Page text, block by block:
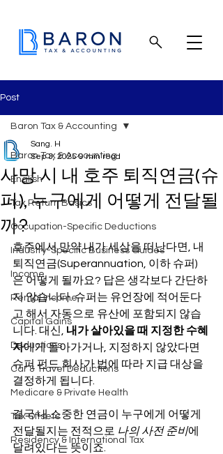
Post
Baron Tax & Accounting
English
Tax Return Basics
Occupation-Specific Deductions
Industry-Specific Business Guides
Income
Rental income
Capital Gains
Deductions
Car & Travel Deductions
Medicare & Private Health
Tax Offsets
Residency & International Tax
Baron Tax & Accounting
사망 시 내 호주 퇴직연금(슈
퍼), 누구에게 어떻게 전달될
까?
Sang. H
Sep 3, 2025 9 min read
호주에서 만약 내가 세상을 떠난다면, 내
퇴직연금(Superannuation, 이하 슈퍼)
은 어떻게 될까요? 답은 생각보다 간단하
지 않습니다. 슈퍼는 유언장에 적어둔다
고 해서 자동으로 유산에 포함되지 않습
니다. 대신, 내가 살아있을 때 지정한 수혜
자에게 돌아가거나, 지정하지 않았다면
슈퍼 펀드 회사가 법에 따라 지급 대상을
결정하게 됩니다.
결국 내 소중한 연금이 누구에게 어떻게
전달될지는 전적으로 나의 사전 준비에
달려있다는 뜻이죠.